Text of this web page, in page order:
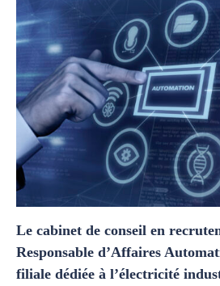
Le cabinet de conseil en
Responsable d’Affaires
filiale dédiée à l’électricité